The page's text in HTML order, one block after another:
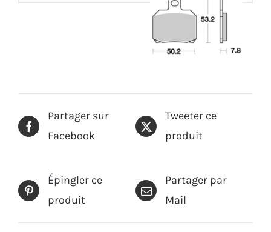
Partager sur
Facebook
Tweeter ce
produit
Épingler ce
produit
Partager par
Mail